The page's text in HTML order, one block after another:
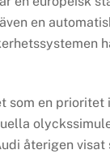
en
som en
återigen